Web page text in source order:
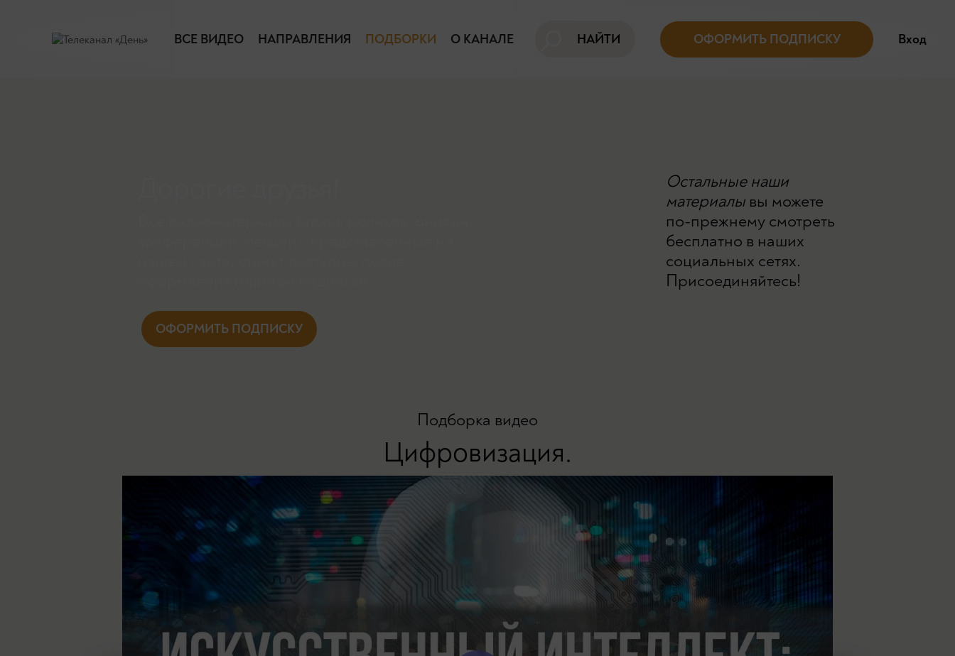
ВСЕ ВИДЕО НАПРАВЛЕНИЯ ПОДБОРКИ О КАНАЛЕ НАЙТИ ОФОРМИТЬ ПОДПИСКУ Вход
ОФОРМИТЬ ПОДПИСКУ
Остальные наши
материалы вы можете
по-прежнему смотреть
бесплатно в наших
социальных сетях.
Присоединяйтесь!
Подборка видео
Цифровизация.